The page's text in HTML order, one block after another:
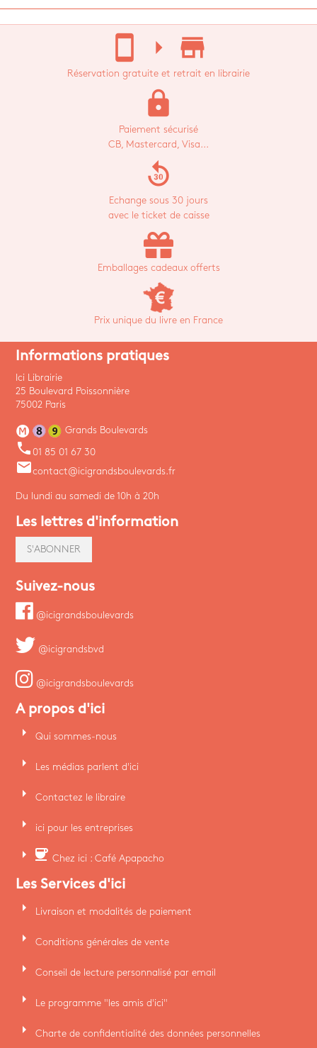
stay_current_portrait arrow_right store_mall_directory
Réservation gratuite et retrait en librairie
lock
Paiement sécurisé
CB, Mastercard, Visa...
replay_30
Echange sous 30 jours
avec le ticket de caisse
Emballages cadeaux offerts
Prix unique du livre en France
Informations pratiques
Ici Librairie
25 Boulevard Poissonnière
75002 Paris
Grands Boulevards
phone 01 85 01 67 30
emailcontact@icigrandsboulevards.fr
Du lundi au samedi de 10h à 20h
Les lettres d'information
S'ABONNER
Suivez-nous
@icigrandsboulevards
@icigrandsbvd
@icigrandsboulevards
A propos d'ici
arrow_right Qui sommes-nous
arrow_right Les médias parlent d'ici
arrow_right Contactez le libraire
arrow_right ici pour les entreprises
arrow_right coffee Chez ici : Café Apapacho
Les Services d'ici
arrow_right Livraison et modalités de paiement
arrow_right Conditions générales de vente
arrow_right Conseil de lecture personnalisé par email
arrow_right Le programme "les amis d'ici"
arrow_right Charte de confidentialité des données personnelles